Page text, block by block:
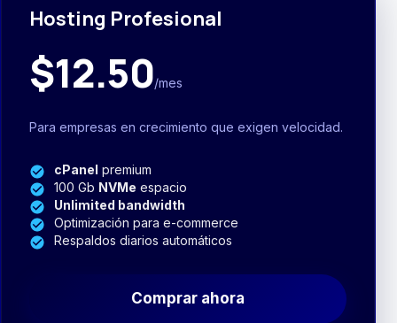
Hosting Profesional
$12.50/mes
Para empresas en crecimiento que exigen velocidad.
cPanel premium
100 Gb NVMe espacio
Unlimited bandwidth
Optimización para e-commerce
Respaldos diarios automáticos
Comprar ahora